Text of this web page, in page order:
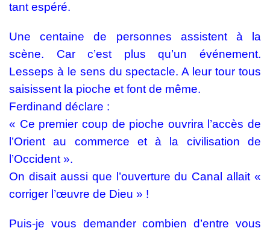
tant espéré.
Une centaine de personnes assistent à la
scène. Car c’est plus qu’un événement.
Lesseps à le sens du spectacle. A leur tour tous
saisissent la pioche et font de même.
Ferdinand déclare :
« Ce premier coup de pioche ouvrira l’accès de
l’Orient au commerce et à la civilisation de
l’Occident ».
On disait aussi que l’ouverture du Canal allait «
corriger l’œuvre de Dieu » !
Puis-je vous demander combien d’entre vous